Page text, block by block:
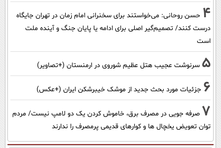
4 حسن روحانی: می‌خواستند برای سخنرانی امام زمان در تهران جایگاه
درست کنند/ تصمیم‌گیر اصلی برای ادامه یا پایان جنگ و آینده ملت
است
5 سرنوشت عجیب هتل عظیم شوروی در ارمنستان (+تصاویر)
6 جزئیات مورد بحث جدید از موشک خیبرشکن ایران (+عکس)
7 صرفه جویی در مصرف برق، خاموش کردن یک دو لامپ نیست/ مردم
توان تعویض یخچال ها و کوارهای قدیمی پرمصرف را ندارند